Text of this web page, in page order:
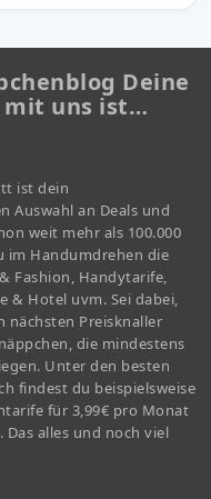
Deine
mit uns ist…
ist dein
Auswahl an Deals und
weit mehr als 100.000
im Handumdrehen die
Fashion, Handytarife,
& Hotel uvm. Sei dabei,
nächsten Preisknaller
die mindestens
Unter den besten
findest du beispielsweise
für 3,99€ pro Monat
alles und noch viel